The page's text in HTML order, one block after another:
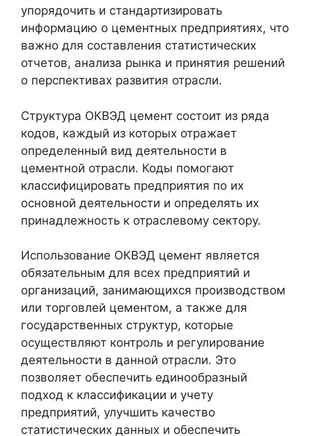
упорядочить и стандартизировать
информацию о цементных предприятиях, что
важно для составления статистических
отчетов, анализа рынка и принятия решений
о перспективах развития отрасли.
Структура ОКВЭД цемент состоит из ряда
кодов, каждый из которых отражает
определенный вид деятельности в
цементной отрасли. Коды помогают
классифицировать предприятия по их
основной деятельности и определять их
принадлежность к отраслевому сектору.
Использование ОКВЭД цемент является
обязательным для всех предприятий и
организаций, занимающихся производством
или торговлей цементом, а также для
государственных структур, которые
осуществляют контроль и регулирование
деятельности в данной отрасли. Это
позволяет обеспечить единообразный
подход к классификации и учету
предприятий, улучшить качество
статистических данных и обеспечить